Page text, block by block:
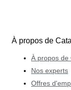
À propos de
À propos de
Nos experts
Offres